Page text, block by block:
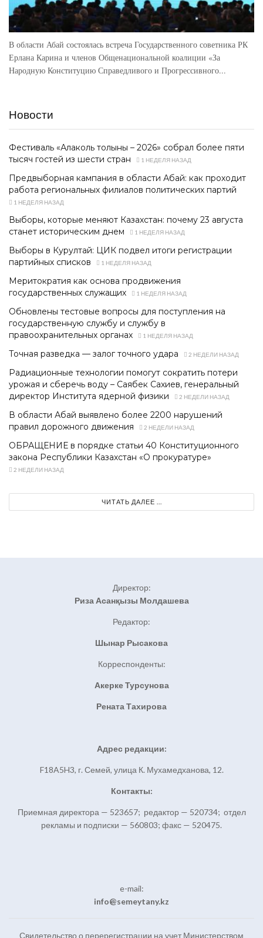
В области Абай состоялась встреча Государственного советника РК
Ерлана Карина и членов Общенациональной коалиции «За
Народную Конституцию Справедливого и Прогрессивного...
Новости
Фестиваль «Алаколь толқыны – 2026» собрал более пяти
тысяч гостей из шести стран
1 НЕДЕЛЯ НАЗАД
Предвыборная кампания в области Абай: как проходит
работа региональных филиалов политических партий
1 НЕДЕЛЯ НАЗАД
Выборы, которые меняют Казахстан: почему 23 августа
станет историческим днем
1 НЕДЕЛЯ НАЗАД
Выборы в Курултай: ЦИК подвел итоги регистрации
партийных списков
1 НЕДЕЛЯ НАЗАД
Меритократия как основа продвижения
государственных служащих
1 НЕДЕЛЯ НАЗАД
Обновлены тестовые вопросы для поступления на
государственную службу и службу в
правоохранительных органах
1 НЕДЕЛЯ НАЗАД
Точная разведка — залог точного удара 2 НЕДЕЛИ НАЗАД
Радиационные технологии помогут сократить потери
урожая и сберечь воду – Саябек Сахиев, генеральный
директор Института ядерной физики
2 НЕДЕЛИ НАЗАД
В области Абай выявлено более 2200 нарушений
правил дорожного движения
2 НЕДЕЛИ НАЗАД
ОБРАЩЕНИЕ в порядке статьи 40 Конституционного
закона Республики Казахстан «О прокуратуре»
2 НЕДЕЛИ НАЗАД
ЧИТАТЬ ДАЛЕЕ ...
Директор:
Риза Асанқызы Молдашева
Редактор:
Шынар Рысакова
Корреспонденты:
Акерке Турсунова
Рената Тахирова
Адрес редакции:
F18A5H3, г. Семей, улица К. Мухамедханова, 12.
Контакты:
Приемная директора — 523657; редактор — 520734; отдел
рекламы и подписки — 560803; факс — 520475.
e-mail:
info@semeytany.kz
Свидетельство о перерегистрации на учет Министерством